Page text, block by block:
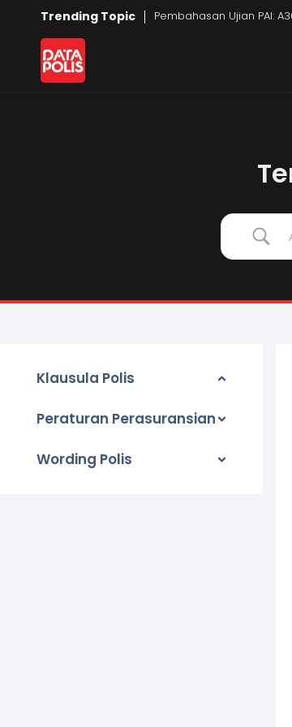
Trending Topic Pembahasan Ujian PAI:
Klausula Polis
Peraturan Perasuransian
Wording Polis